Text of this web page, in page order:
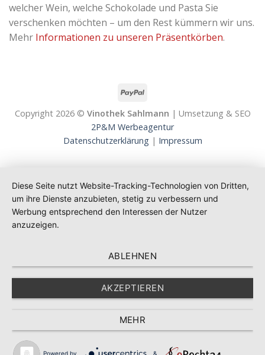
welcher Wein, welche Schokolade und Pasta Sie
verschenken möchten – um den Rest kümmern wir uns.
Mehr Informationen zu unseren Präsentkörben.
Copyright 2026 © Vinothek Sahlmann | Umsetzung & SEO
2P&M Werbeagentur
Datenschutzerklärung | Impressum
Diese Seite nutzt Website-Tracking-Technologien von Dritten,
um ihre Dienste anzubieten, stetig zu verbessern und
Werbung entsprechend den Interessen der Nutzer
anzuzeigen.
ABLEHNEN
AKZEPTIEREN
MEHR
Powered by &